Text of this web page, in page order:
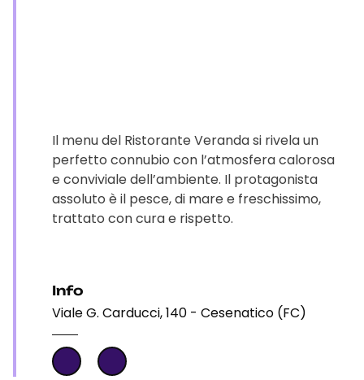
Il menu del Ristorante Veranda si rivela un
perfetto connubio con l’atmosfera calorosa
e conviviale dell’ambiente. Il protagonista
assoluto è il pesce, di mare e freschissimo,
trattato con cura e rispetto.
Info
Viale G. Carducci, 140 - Cesenatico (FC)